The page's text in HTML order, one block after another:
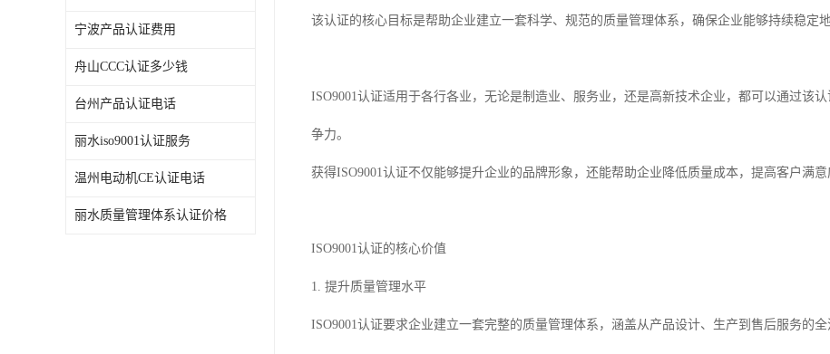
宁波产品认证费用
舟山CCC认证多少钱
台州产品认证电话
丽水iso9001认证服务
温州电动机CE认证电话
丽水质量管理体系认证价格
该认证的核心目标是帮助企业建立一套科学、规范的质量管理体系，确保企业能够持续稳定
ISO9001认证适用于各行各业，无论是制造业、服务业，还是高新技术企业，都可以通过该
争力。
获得ISO9001认证不仅能够提升企业的品牌形象，还能帮助企业降低质量成本，提高客户满
ISO9001认证的核心价值
1. 提升质量管理水平
ISO9001认证要求企业建立一套完整的质量管理体系，涵盖从产品设计、生产到售后服务的全